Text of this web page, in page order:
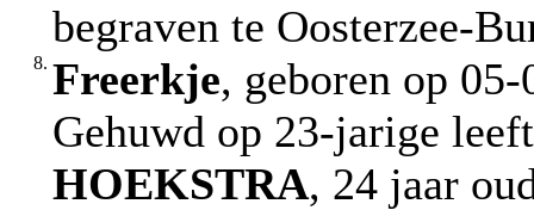
begraven te Oosterzee-
8. Freerkje, geboren op
Gehuwd op 23-jarige
HOEKSTRA, 24 jaar